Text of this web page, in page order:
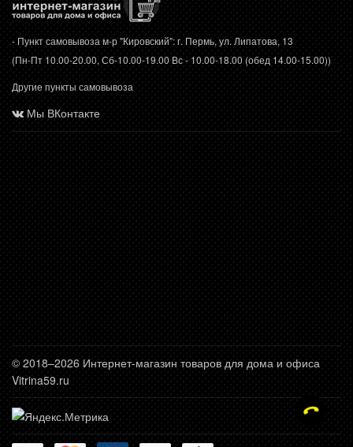
- Пункт самовывоза м-р "Кировский": г. Пермь, ул. Липатова, 13
(Пн-Пт 10.00-20.00, Сб-10.00-19.00 Вс - 10.00-18.00 (обед 14.00-15.00))
Другие пункты самовывоза
Мы ВКонтакте
© 2018–2026 Интернет-магазин товаров для дома и офиса
Vitrina59.ru